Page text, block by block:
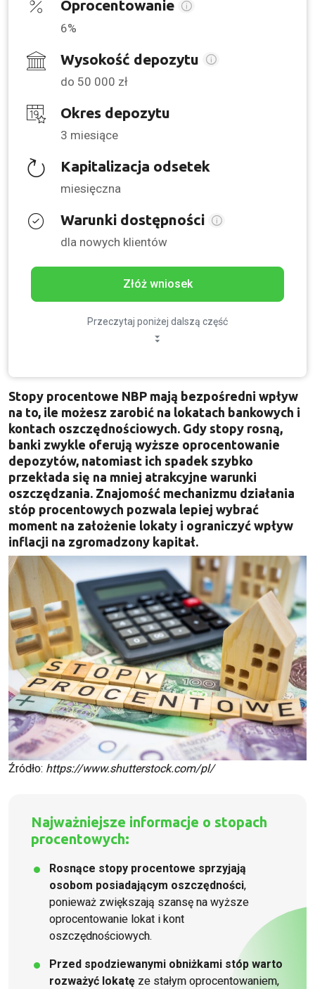
Oprocentowanie
6%
Wysokość depozytu
do 50 000 zł
Okres depozytu
3 miesiące
Kapitalizacja odsetek
miesięczna
Warunki dostępności
dla nowych klientów
Złóż wniosek
Przeczytaj poniżej dalszą część
Stopy procentowe NBP mają bezpośredni wpływ
na to, ile możesz zarobić na lokatach bankowych i
kontach oszczędnościowych. Gdy stopy rosną,
banki zwykle oferują wyższe oprocentowanie
depozytów, natomiast ich spadek szybko
przekłada się na mniej atrakcyjne warunki
oszczędzania. Znajomość mechanizmu działania
stóp procentowych pozwala lepiej wybrać
moment na założenie lokaty i ograniczyć wpływ
inflacji na zgromadzony kapitał.
Źródło: https://www.shutterstock.com/pl/
Najważniejsze informacje o stopach
procentowych:
Rosnące stopy procentowe sprzyjają
osobom posiadającym oszczędności,
ponieważ zwiększają szansę na wyższe
oprocentowanie lokat i kont
oszczędnościowych.
Przed spodziewanymi obniżkami stóp warto
rozważyć lokatę ze stałym oprocentowaniem,